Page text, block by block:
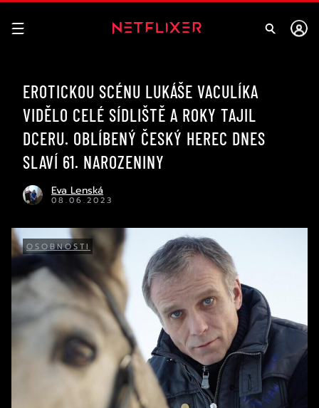
EROTICKOU SCÉNU LUKÁŠE VACULÍKA
VIDĚLO CELÉ SÍDLIŠTĚ A ROKY TAJIL
DCERU. OBLÍBENÝ ČESKÝ HEREC DNES
SLAVÍ 61. NAROZENINY
Eva Lenská
08.06.2023
OSOBNOSTI